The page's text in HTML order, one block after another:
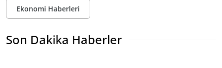
Ekonomi Haberleri
Son Dakika Haberler